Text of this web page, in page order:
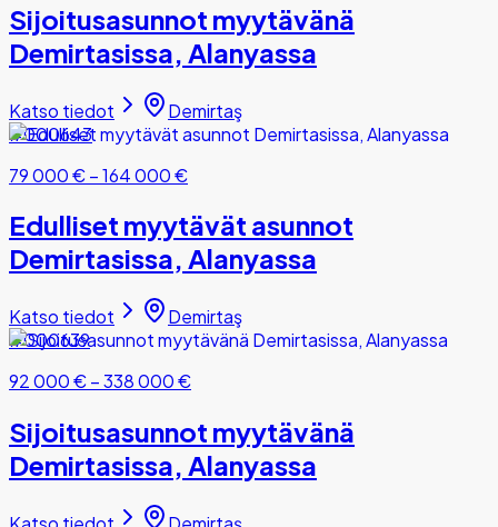
Sijoitusasunnot myytävänä
Demirtasissa, Alanyassa
Katso tiedot
Demirtaş
#000643
79 000 €–164 000 €
Edulliset myytävät asunnot
Demirtasissa, Alanyassa
Katso tiedot
Demirtaş
#000639
92 000 €–338 000 €
Sijoitusasunnot myytävänä
Demirtasissa, Alanyassa